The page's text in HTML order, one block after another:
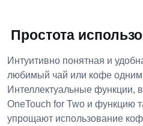
Простота
Интуитивно понятная и
любимый чай или кофе одним
Интеллектуальные функции,
OneTouch for Two и функцию
упрощают использование